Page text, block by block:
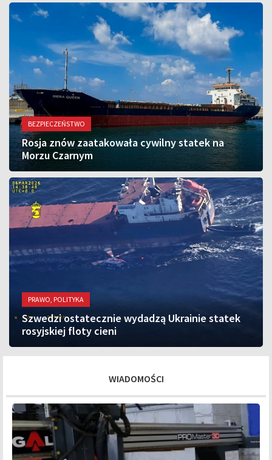
BEZPIECZEŃSTWO
Rosja znów zaatakowała cywilny statek na
Morzu Czarnym
PRAWO, POLITYKA
Szwedzi ostatecznie wydadzą Ukrainie statek
rosyjskiej floty cieni
WIADOMOŚCI